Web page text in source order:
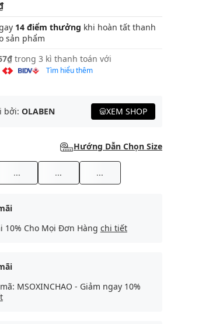
14 điểm thưởng khi hoàn tất thanh
sản phẩm
trong 3 kì thanh toán với
Tìm hiểu thêm
bởi: OLABEN XEM SHOP
Hướng Dẫn Chọn Size
... ... ...
10% Cho Mọi Đơn Hàng chi tiết
MSOXINCHAO - Giảm ngay 10%